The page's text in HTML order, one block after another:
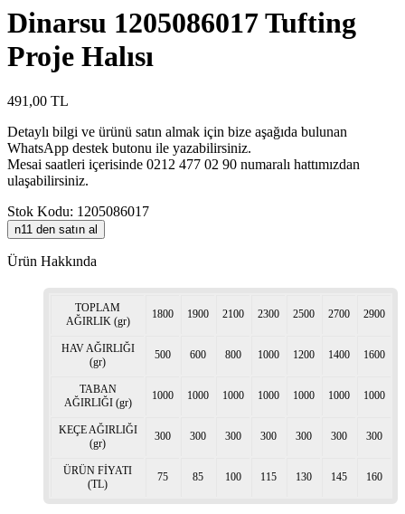
Dinarsu 1205086017 Tufting
Proje Halısı
491,00 TL
Detaylı bilgi ve ürünü satın almak için bize aşağıda bulunan
WhatsApp destek butonu ile yazabilirsiniz.
Mesai saatleri içerisinde 0212 477 02 90 numaralı hattımızdan
ulaşabilirsiniz.
Stok Kodu: 1205086017
n11 den satın al
Ürün Hakkında
TOPLAM
AĞIRLIK (gr)
1800 1900 2100 2300 2500 2700 2900
HAV AĞIRLIĞI
(gr)
500 600 800 1000 1200 1400 1600
TABAN
AĞIRLIĞI (gr)
1000 1000 1000 1000 1000 1000 1000
KEÇE AĞIRLIĞI
(gr)
300 300 300 300 300 300 300
ÜRÜN FİYATI
(TL)
75 85 100 115 130 145 160